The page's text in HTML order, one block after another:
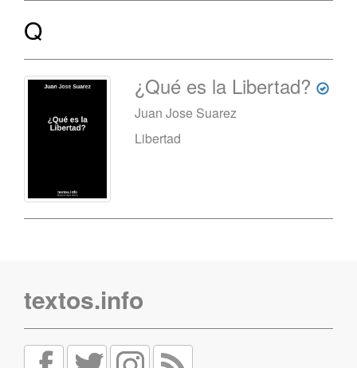
Q
¿Qué es la Libertad?
Juan Jose Suarez
Libertad
textos.info